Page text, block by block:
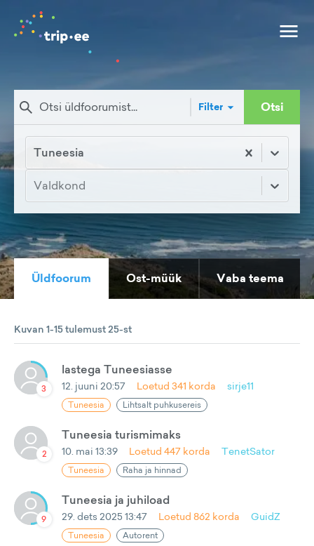
Filter Otsi
Tuneesia
Valdkond
Üldfoorum Ost-müük Vaba teema
Kuvan 1-15 tulemust 25-st
3
lastega Tuneesiasse
12. juuni 20:57 Loetud 341 korda sirje11
Tuneesia Lihtsalt puhkusereis
2
Tuneesia turismimaks
10. mai 13:39 Loetud 447 korda TenetSator
Tuneesia Raha ja hinnad
9
Tuneesia ja juhiload
29. dets 2025 13:47 Loetud 862 korda GuidZ
Tuneesia Autorent